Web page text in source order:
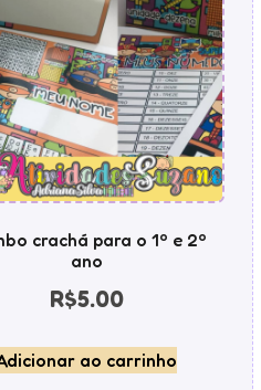
crachá para o 1º e 2º
ano
R$5.00
ao carrinho